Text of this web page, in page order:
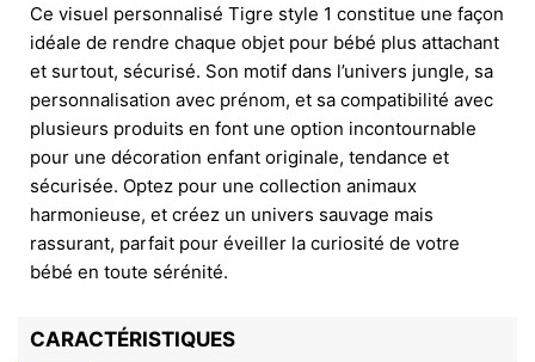
Ce visuel personnalisé Tigre style 1 constitue une façon
idéale de rendre chaque objet pour bébé plus attachant
et surtout, sécurisé. Son motif dans l’univers jungle, sa
personnalisation avec prénom, et sa compatibilité avec
plusieurs produits en font une option incontournable
pour une décoration enfant originale, tendance et
sécurisée. Optez pour une collection animaux
harmonieuse, et créez un univers sauvage mais
rassurant, parfait pour éveiller la curiosité de votre
bébé en toute sérénité.
CARACTÉRISTIQUES